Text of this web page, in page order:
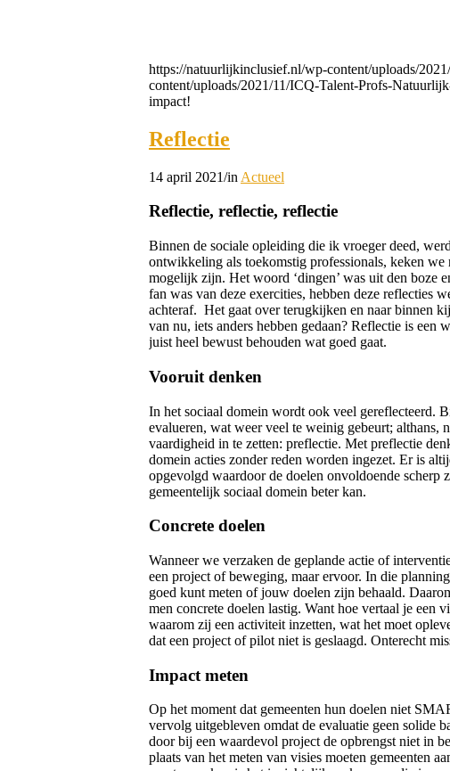
https://natuurlijkinclusief.nl/wp-content/uploads/
content/uploads/2021/11/ICQ-Talent-Profs-
impact!
Reflectie
14 april 2021/in Actueel
Reflectie, reflectie, reflectie
Binnen de sociale opleiding die ik vroeger deed,
ontwikkeling als toekomstig professionals, keken we
mogelijk zijn. Het woord ‘dingen’ was uit den boze
fan was van deze exercities, hebben deze reflecties
achteraf. Het gaat over terugkijken en naar binnen
van nu, iets anders hebben gedaan? Reflectie is
juist heel bewust behouden wat goed gaat.
Vooruit denken
In het sociaal domein wordt ook veel gereflecteerd.
evalueren, wat weer veel te weinig gebeurt; althans,
vaardigheid in te zetten: preflectie. Met preflectie
domein acties zonder reden worden ingezet. Er is
opgevolgd waardoor de doelen onvoldoende scherp
gemeentelijk sociaal domein beter kan.
Concrete doelen
Wanneer we verzaken de geplande actie of
een project of beweging, maar ervoor. In die
goed kunt meten of jouw doelen zijn behaald.
men concrete doelen lastig. Want hoe vertaal je een
waarom zij een activiteit inzetten, wat het moet
dat een project of pilot niet is geslaagd. Onterecht
Impact meten
Op het moment dat gemeenten hun doelen niet
vervolg uitgebleven omdat de evaluatie geen solide
door bij een waardevol project de opbrengst niet in
plaats van het meten van visies moeten gemeenten